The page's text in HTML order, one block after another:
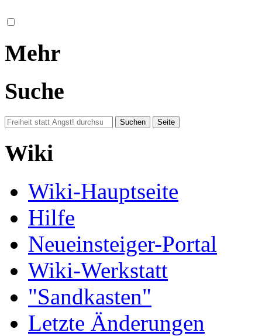
Mehr
Suche
Wiki
Wiki-Hauptseite
Hilfe
Neueinsteiger-Portal
Wiki-Werkstatt
"Sandkasten"
Letzte Änderungen